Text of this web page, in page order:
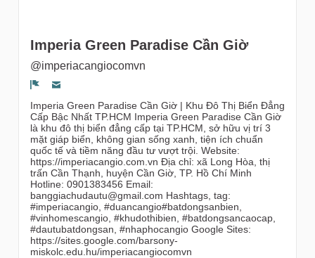
Imperia Green Paradise Cần Giờ
@imperiacangiocomvn
Segnala un problema
Imperia Green Paradise Cần Giờ | Khu Đô Thị Biển Đẳng
Cấp Bậc Nhất TP.HCM Imperia Green Paradise Cần Giờ
là khu đô thị biển đẳng cấp tại TP.HCM, sở hữu vị trí 3
mặt giáp biển, không gian sống xanh, tiện ích chuẩn
quốc tế và tiềm năng đầu tư vượt trội. Website:
https://imperiacangio.com.vn Địa chỉ: xã Long Hòa, thị
trấn Cần Thạnh, huyện Cần Giờ, TP. Hồ Chí Minh
Hotline: 0901383456 Email:
banggiachudautu@gmail.com Hashtags, tag:
#imperiacangio, #duancangio#batdongsanbien,
#vinhomescangio, #khudothibien, #batdongsancaocap,
#dautubatdongsan, #nhaphocangio Google Sites:
https://sites.google.com/barsony-
miskolc.edu.hu/imperiacangiocomvn